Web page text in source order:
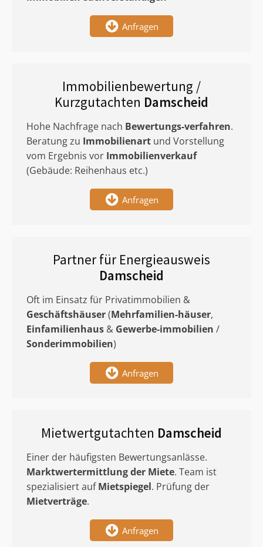
Anfragen
Immobilienbewertung /
Kurzgutachten Damscheid
Hohe Nachfrage nach Bewertungs-verfahren.
Beratung zu Immobilienart und Vorstellung
vom Ergebnis vor Immobilienverkauf
(Gebäude: Reihenhaus etc.)
Anfragen
Partner für Energieausweis
Damscheid
Oft im Einsatz für Privatimmobilien &
Geschäftshäuser(Mehrfamilien-häuser,
Einfamilienhaus & Gewerbe-immobilien /
Sonderimmobilien)
Anfragen
Mietwertgutachten Damscheid
Einer der häufigsten Bewertungsanlässe.
Marktwertermittlungder Miete. Team ist
spezialisiert aufMietspiegel. Prüfung der
Mietverträge.
Anfragen